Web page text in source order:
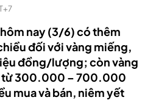
nay (3/6) có thêm
đối với vàng miếng,
đồng/lượng; còn vàng
từ 300.000 – 700.000
mua và bán, niêm yết